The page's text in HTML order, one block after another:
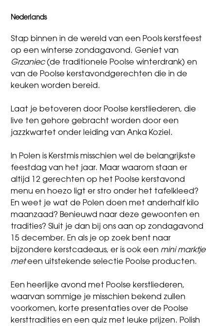
Nederlands
Stap binnen in de wereld van een Pools kerstfeest
op een winterse zondagavond. Geniet van
Grzaniec(de traditionele Poolse winterdrank) en
van de Poolse kerstavondgerechten die in de
keuken worden bereid.
Laat je betoveren door Poolse kerstliederen, die
live ten gehore gebracht worden door een
jazzkwartet onder leiding van Anka Koziel.
In Polen is Kerstmis misschien wel de belangrijkste
feestdag van het jaar. Maar waarom staan er
altijd 12 gerechten op het Poolse kerstavond
menu en hoezo ligt er stro onder het tafelkleed?
En weet je wat de Polen doen met anderhalf kilo
maanzaad? Benieuwd naar deze gewoonten en
tradities? Sluit je dan bij ons aan op zondagavond
15 december. En als je op zoek bent naar
bijzondere kerstcadeaus, er is ook een mini marktje
meteen uitstekende selectie Poolse producten.
Een heerlijke avond met Poolse kerstliederen,
waarvan sommige je misschien bekend zullen
voorkomen, korte presentaties over de Poolse
kersttradities en een quiz met leuke prijzen. Polish